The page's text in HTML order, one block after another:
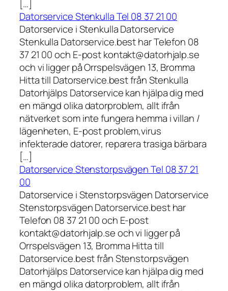
[…]
Datorservice Stenkulla Tel 08 37 21 00
Datorservice i Stenkulla Datorservice
Stenkulla Datorservice.best har Telefon 08
37 21 00 och E-post kontakt@datorhjalp.se
och vi ligger på Orrspelsvägen 13, Bromma
Hitta till Datorservice.best från Stenkulla
Datorhjälps Datorservice kan hjälpa dig med
en mängd olika datorproblem, allt ifrån
nätverket som inte fungera hemma i villan /
lägenheten, E-post problem,virus
infekterade datorer, reparera trasiga bärbara
[…]
Datorservice Stenstorpsvägen Tel 08 37 21
00
Datorservice i Stenstorpsvägen Datorservice
Stenstorpsvägen Datorservice.best har
Telefon 08 37 21 00 och E-post
kontakt@datorhjalp.se och vi ligger på
Orrspelsvägen 13, Bromma Hitta till
Datorservice.best från Stenstorpsvägen
Datorhjälps Datorservice kan hjälpa dig med
en mängd olika datorproblem, allt ifrån